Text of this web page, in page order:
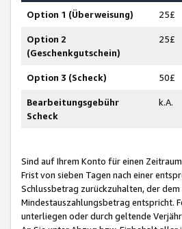
Option 1 (Überweisung) 25£
Option 2
(Geschenkgutschein)
25£
Option 3 (Scheck) 50£
Bearbeitungsgebühr
Scheck
k.A.
Sind auf Ihrem Konto für einen
Frist von sieben Tagen nach einer
Schlussbetrag zurückzuhalten, der
Mindestauszahlungsbetrag entspricht.
unterliegen oder durch geltende